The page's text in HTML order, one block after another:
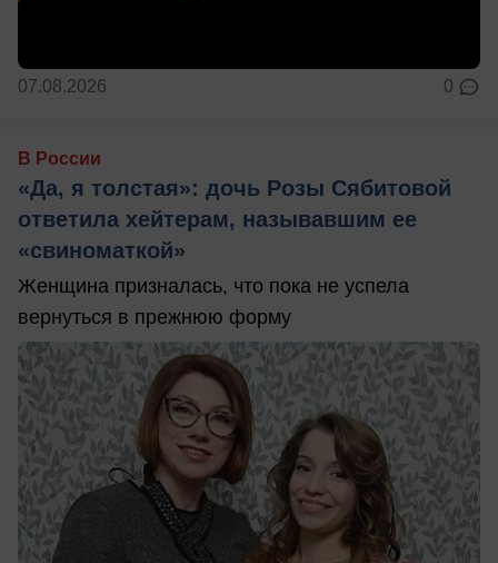
07.08.2026 0
В России
«Да, я толстая»: дочь Розы Сябитовой
ответила хейтерам, называвшим ее
«свиноматкой»
Женщина призналась, что пока не успела
вернуться в прежнюю форму